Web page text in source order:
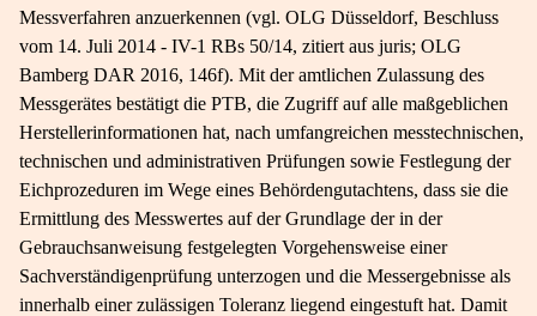
Messverfahren anzuerkennen (vgl. OLG Düsseldorf, Beschluss
vom 14. Juli 2014 - IV-​1 RBs 50/14, zitiert aus juris; OLG
Bamberg DAR 2016, 146f). Mit der amtlichen Zulassung des
Messgerätes bestätigt die PTB, die Zugriff auf alle maßgeblichen
Herstellerinformationen hat, nach umfangreichen messtechnischen,
technischen und administrativen Prüfungen sowie Festlegung der
Eichprozeduren im Wege eines Behördengutachtens, dass sie die
Ermittlung des Messwertes auf der Grundlage der in der
Gebrauchsanweisung festgelegten Vorgehensweise einer
Sachverständigenprüfung unterzogen und die Messergebnisse als
innerhalb einer zulässigen Toleranz liegend eingestuft hat. Damit